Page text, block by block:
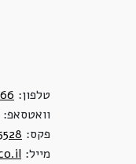
טלפון:
וואטסאפ:
פקס:
מייל: